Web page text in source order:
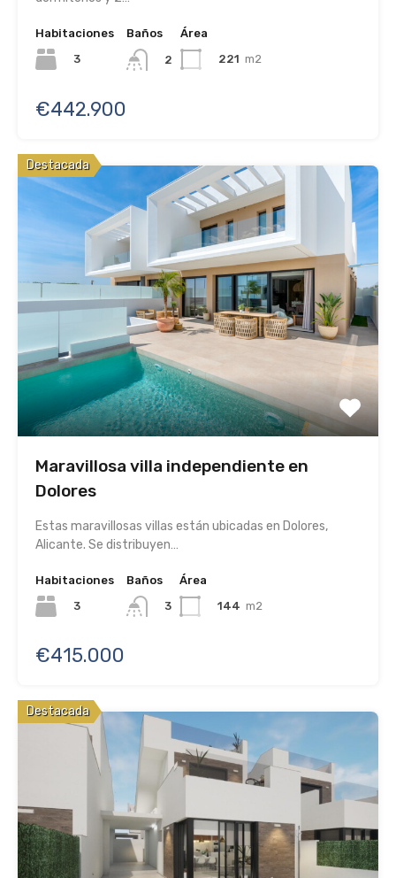
Habitaciones
3
Baños
2
Área
221 m2
€442.900
Destacada
Maravillosa villa independiente en
Dolores
Estas maravillosas villas están ubicadas en Dolores,
Alicante. Se distribuyen…
Habitaciones
3
Baños
3
Área
144 m2
€415.000
Destacada